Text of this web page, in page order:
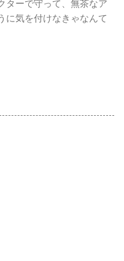
ターで守って、無茶なア
に気を付けなきゃなんて